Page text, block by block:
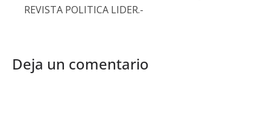
REVISTA POLITICA LIDER.-
Deja un comentario